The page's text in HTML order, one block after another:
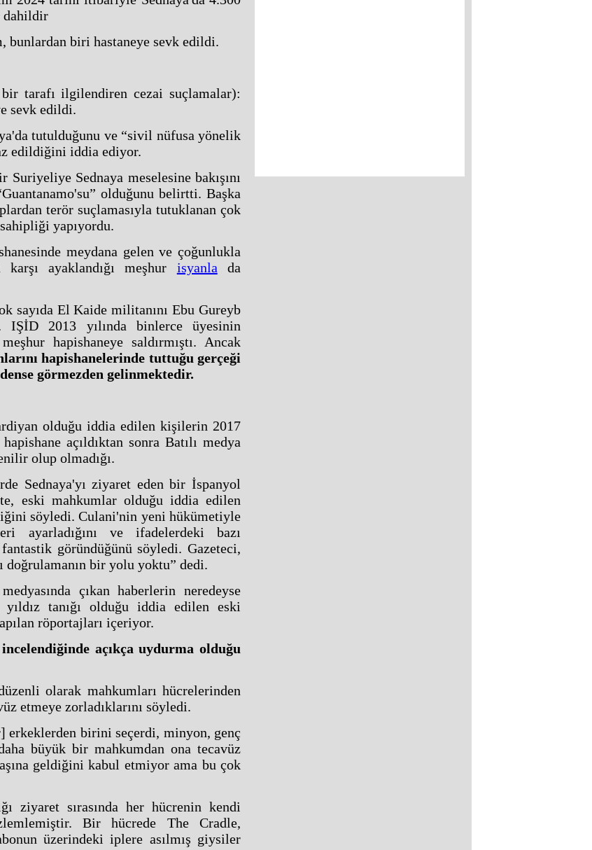
dahildir
bunlardan biri hastaneye sevk edildi.
tarafı ilgilendiren cezai suçlamalar):
sevk edildi.
tutulduğunu ve “sivil nüfusa yönelik
edildiğini iddia ediyor.
Sednaya meselesine bakışını
olduğunu belirtti. Başka
terör suçlamasıyla tutuklanan çok
yapıyordu.
meydana gelen ve çoğunlukla
karşı ayaklandığı meşhur isyanla da
sayıda El Kaide militanını Ebu Gureyb
2013 yılında binlerce üyesinin
hapishaneye saldırmıştı. Ancak
hapishanelerinde tuttuğu gerçeği
görmezden gelinmektedir.
olduğu iddia edilen kişilerin 2017
açıldıktan sonra Batılı medya
olup olmadığı.
Sednaya'yı ziyaret eden bir İspanyol
eski mahkumlar olduğu iddia edilen
söyledi. Culani'nin yeni hükümetiyle
ayarladığını ve ifadelerdeki bazı
göründüğünü söyledi. Gazeteci,
doğrulamanın bir yolu yoktu” dedi.
çıkan haberlerin neredeyse
tanığı olduğu iddia edilen eski
röportajları içeriyor.
açıkça uydurma olduğu
olarak mahkumları hücrelerinden
etmeye zorladıklarını söyledi.
erkeklerden birini seçerdi, minyon, genç
büyük bir mahkumdan ona tecavüz
geldiğini kabul etmiyor ama bu çok
ziyaret sırasında her hücrenin kendi
Bir hücrede The Cradle,
üzerindeki iplere asılmış giysiler